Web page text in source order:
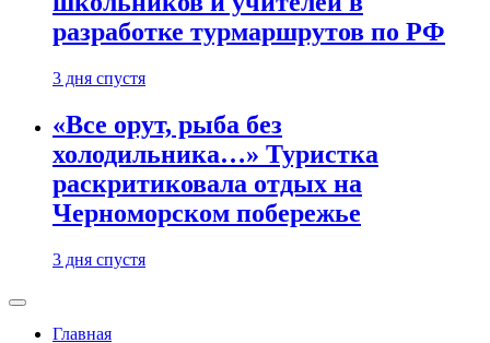
разработке турмаршрутов по РФ
3 дня спустя
«Все орут, рыба без
холодильника…» Туристка
раскритиковала отдых на
Черноморском побережье
3 дня спустя
Главная